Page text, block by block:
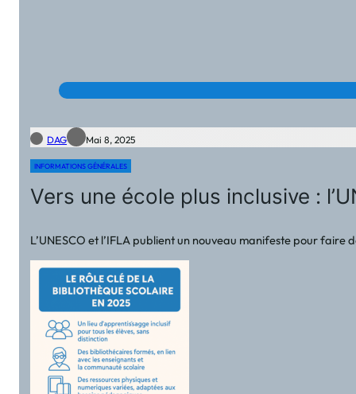
DAG Mai 8, 2025
INFORMATIONS GÉNÉRALES
Vers une école plus inclusive :
L’UNESCO et l’IFLA publient un nouveau manifeste pour